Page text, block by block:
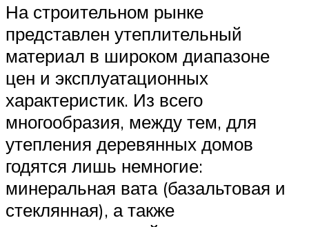
На строительном рынке
представлен утеплительный
материал в широком диапазоне
цен и эксплуатационных
характеристик. Из всего
многообразия, между тем, для
утепления деревянных домов
годятся лишь немногие:
минеральная вата (базальтовая и
стеклянная), а также